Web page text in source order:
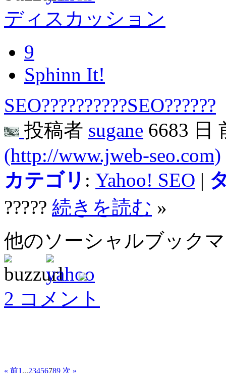
ディスカッション
9
Sphinn It!
SEO??????????SEO??????
投稿者 sugane 6683 日
(http://www.jweb-seo.com)
カテゴリ : Yahoo! SEO |
????? 続きを読む »
他のソーシャルブック
2 コメント
« 前1 ...23456789 次 »